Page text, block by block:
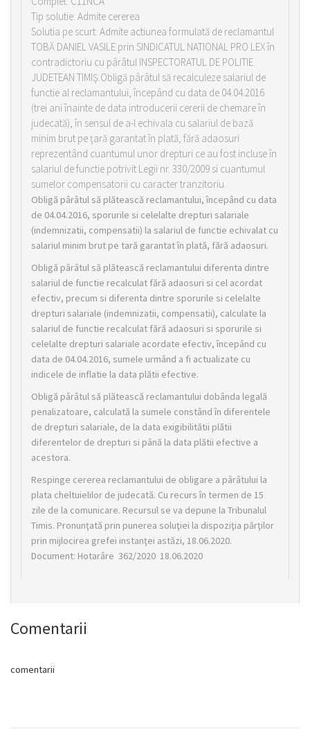
Tip solutie: Admite cererea
Solutia pe scurt: Admite actiunea formulată de reclamantul
TOBĂ DANIEL VASILE prin SINDICATUL NATIONAL PRO LEX în
contradictoriu cu pârâtul INSPECTORATUL DE POLITIE
JUDETEAN TIMIŞ.Obligă pârâtul să recalculeze salariul de
functie al reclamantului, începând cu data de 04.04.2016
(trei ani înainte de data introducerii cererii de chemare în
judecată), în sensul de a-l echivala cu salariul de bază
minim brut pe ţară garantat în plată, fără adaosuri
reprezentând cuantumul unor drepturi ce au fost incluse în
salariul de functie potrivit Legii nr. 330/2009 si cuantumul
sumelor compensatorii cu caracter tranzitoriu.
Obligă pârâtul să plătească reclamantului, începând cu data
de 04.04.2016, sporurile si celelalte drepturi salariale
(indemnizatii, compensatii) la salariul de functie echivalat cu
salariul minim brut pe tară garantat în plată, fără adaosuri.
Obligă pârâtul să plătească reclamantului diferenta dintre
salariul de functie recalculat fără adaosuri si cel acordat
efectiv, precum si diferenta dintre sporurile si celelalte
drepturi salariale (indemnizatii, compensatii), calculate la
salariul de functie recalculat fără adaosuri si sporurile si
celelalte drepturi salariale acordate efectiv, începând cu
data de 04.04.2016, sumele urmând a fi actualizate cu
indicele de inflatie la data plătii efective.
Obligă pârâtul să plătească reclamantului dobânda legală
penalizatoare, calculată la sumele constând în diferentele
de drepturi salariale, de la data exigibilitătii plătii
diferentelor de drepturi si până la data plătii efective a
acestora.
Respinge cererea reclamantului de obligare a pârâtului la
plata cheltuielilor de judecată. Cu recurs în termen de 15
zile de la comunicare. Recursul se va depune la Tribunalul
Timis. Pronunţată prin punerea soluţiei la dispoziţia părţilor
prin mijlocirea grefei instanţei astăzi, 18.06.2020.
Document: Hotarâre 362/2020 18.06.2020
Comentarii
comentarii